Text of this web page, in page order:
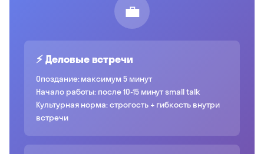
💼
⚡ Деловые встречи
Опоздание: максимум 5 минут
Начало работы: после 10-15 минут small talk
Культурная норма: строгость + гибкость внутри
встречи